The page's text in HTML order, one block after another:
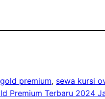
premium, sewa kursi
Premium Terbaru 2024